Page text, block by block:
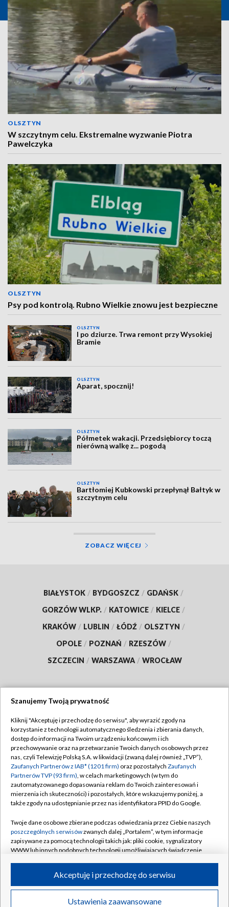
OLSZTYN
W szczytnym celu. Ekstremalne wyzwanie Piotra
Pawelczyka
OLSZTYN
Psy pod kontrolą. Rubno Wielkie znowu jest bezpieczne
OLSZTYN
I po dziurze. Trwa remont przy Wysokiej
Bramie
OLSZTYN
Aparat, spocznij!
OLSZTYN
Półmetek wakacji. Przedsiębiorcy toczą
nierówną walkę z... pogodą
OLSZTYN
Bartłomiej Kubkowski przepłynął Bałtyk w
szczytnym celu
ZOBACZ WIĘCEJ
BIAŁYSTOK / BYDGOSZCZ / GDAŃSK /
GORZÓW WLKP. / KATOWICE / KIELCE /
KRAKÓW / LUBLIN / ŁÓDŹ / OLSZTYN /
OPOLE / POZNAŃ / RZESZÓW /
SZCZECIN / WARSZAWA / WROCŁAW
TVP
Abonament TVP
Emisja w TVP
Centrum informacji TVP
Naziemna Telewizja Cyfrowa
Rada Programowa
System NOS
Informacje o nadawcy
Program dla prasy
Regulamin TVP
Polityka prywatności
Moje zgody
Pomoc
Kontakt
Kanały
©2026 Telewizja Polska S.A. w likwidacji
Szanujemy Twoją prywatność
Kliknij "Akceptuję i przechodzę do serwisu", aby wyrazić zgody na
korzystanie z technologii automatycznego śledzenia i zbierania danych,
dostęp do informacji na Twoim urządzeniu końcowym i ich
przechowywanie oraz na przetwarzanie Twoich danych osobowych przez
nas, czyli Telewizję Polską S.A. w likwidacji (zwaną dalej również „TVP”),
Zaufanych Partnerów z IAB* (1201 firm) oraz pozostałych Zaufanych
Partnerów TVP (93 firm), w celach marketingowych (w tym do
zautomatyzowanego dopasowania reklam do Twoich zainteresowań i
mierzenia ich skuteczności) i pozostałych, które wskazujemy poniżej, a
także zgody na udostępnianie przez nas identyfikatora PPID do Google.
Twoje dane osobowe zbierane podczas odwiedzania przez Ciebie naszych
poszczególnych serwisówzwanych dalej „Portalem”, w tym informacje
zapisywane za pomocą technologii takich jak: pliki cookie, sygnalizatory
WWW lub innych podobnych technologii umożliwiających świadczenie
ruchu w Internecie.
Twoje dane osobowe zbierane podczas odwiedzania przez Ciebie
Ustawienia zaawansowane
Akceptuję i przechodzę do serwisu